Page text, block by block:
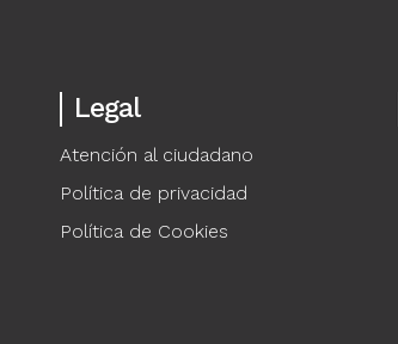
Legal
Atención al ciudadano
Política de privacidad
Política de Cookies